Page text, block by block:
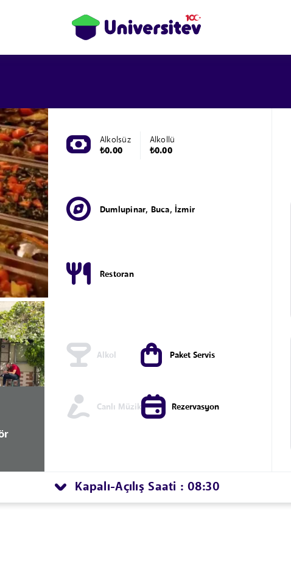
Alkolsüz
₺0.00
Alkollü
₺0.00
Dumlupinar, Buca, İzmir
Restoran
Alkol Paket Servis
Canlı Müzik Rezervasyon
Kapalı-Açılış Saati : 08:30